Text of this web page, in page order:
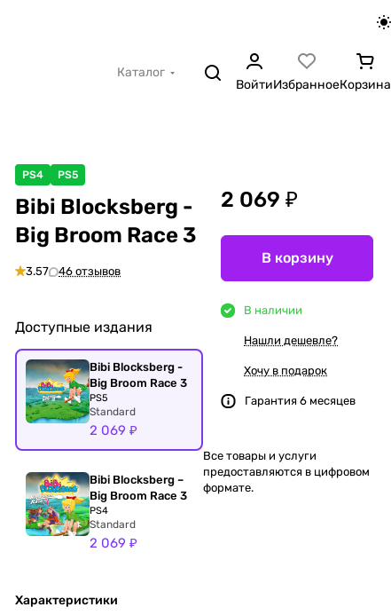
Каталог
ВойтиИзбранноеКорзина
PS4 PS5
Bibi Blocksberg -
Big Broom Race 3
3.57 46 отзывов
Доступные издания
Bibi Blocksberg -
Big Broom Race 3
PS5
Standard
2 069 ₽
Bibi Blocksberg –
Big Broom Race 3
PS4
Standard
2 069 ₽
Характеристики
2 069 ₽
В корзину
В наличии
Нашли дешевле?
Хочу в подарок
Гарантия 6 месяцев
Все товары и услуги
предоставляются в цифровом
формате.